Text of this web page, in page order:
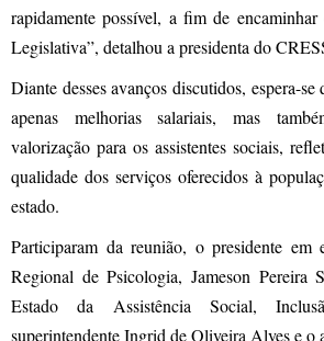
rapidamente possível, a fim de
Legislativa”, detalhou a presidenta do
Diante desses avanços discutidos, espera-
apenas melhorias salariais, mas
valorização para os assistentes sociais,
qualidade dos serviços oferecidos à
estado.
Participaram da reunião, o presidente em
Regional de Psicologia, Jameson Pereira
Estado da Assistência Social,
superintendente Ingrid de Oliveira Alves e o